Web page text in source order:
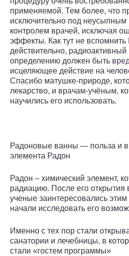
применяемой. Тем более, что
исключительно под
контролем врачей, исключая
эффекты. Как тут не вспомнить
действительно, радиоактивный
определению должен быть
исцеляющее действие на
Спасибо матушке-природе,
лекарство, и врачам-учёным,
научились его использовать.
Радоновые ванны — польза и
элемента Радон
Радон – химический элемент,
радиацию. После его открытия
ученые заинтересовались
начали исследовать его
Именно с тех пор стали
санатории и лечебницы, в
стали «гостем программы»